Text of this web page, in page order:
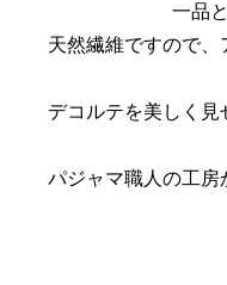
一品
天然繊維ですので
デコルテを美しく見
パジャマ職人の工房